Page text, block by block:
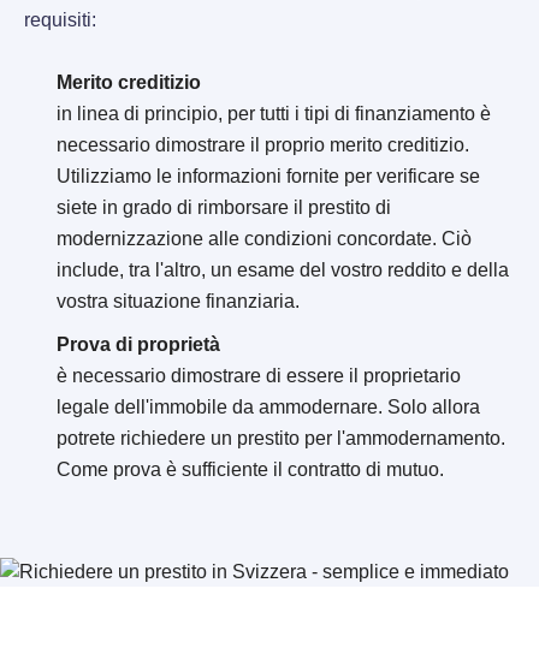
requisiti:
Merito creditizio
in linea di principio, per tutti i tipi di finanziamento è
necessario dimostrare il proprio merito creditizio.
Utilizziamo le informazioni fornite per verificare se
siete in grado di rimborsare il prestito di
modernizzazione alle condizioni concordate. Ciò
include, tra l'altro, un esame del vostro reddito e della
vostra situazione finanziaria.
Prova di proprietà
è necessario dimostrare di essere il proprietario
legale dell'immobile da ammodernare. Solo allora
potrete richiedere un prestito per l'ammodernamento.
Come prova è sufficiente il contratto di mutuo.